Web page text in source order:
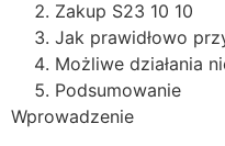
Zakup S23 10 10
Jak prawidłowo
Możliwe działania
Podsumowanie
Wprowadzenie